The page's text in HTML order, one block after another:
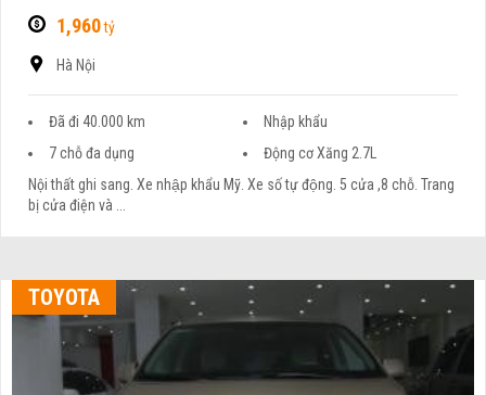
1,960tỷ
Hà Nội
Đã đi 40.000 km
Nhập khẩu
7 chỗ đa dụng
Động cơ Xăng 2.7L
Nội thất ghi sang. Xe nhập khẩu Mỹ. Xe số tự động. 5 cửa ,8 chỗ. Trang
bị cửa điện và ...
TOYOTA